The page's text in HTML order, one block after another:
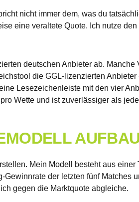
nicht immer dem, was du
eine veraltete Quote. Ich nutze
deutschen Anbieter ab.
die GGL-lizenzierten
Lesezeichenleiste mit den vier
Wette und ist zuverlässiger als
Mein Modell besteht aus
der letzten fünf Matches
gegen die Marktquote abgleiche.